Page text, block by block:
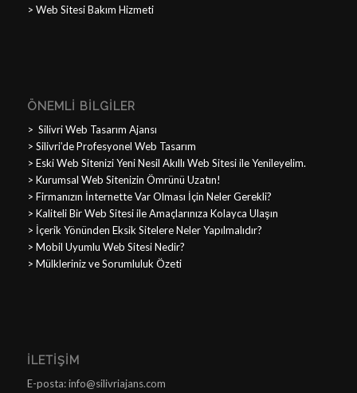
> Web Sitesi Bakım Hizmeti
ÖNEMLI BILGILER
> Silivri Web Tasarım Ajansı
> Silivri’de Profesyonel Web Tasarım
> Eski Web Sitenizi Yeni Nesil Akıllı Web Sitesi ile Yenileyelim.
> Kurumsal Web Sitenizin Ömrünü Uzatın!
> Firmanızın İnternette Var Olması İçin Neler Gerekli?
> Kaliteli Bir Web Sitesi ile Amaçlarınıza Kolayca Ulaşın
> İçerik Yönünden Eksik Sitelere Neler Yapılmalıdır?
> Mobil Uyumlu Web Sitesi Nedir?
> Mülkleriniz ve Sorumluluk Özeti
İLETIŞIM
E-posta: info@silivriajans.com